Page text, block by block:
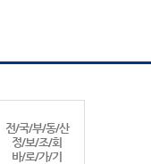
전/국/부/동/산
정/보/조/회
바/로/가/기